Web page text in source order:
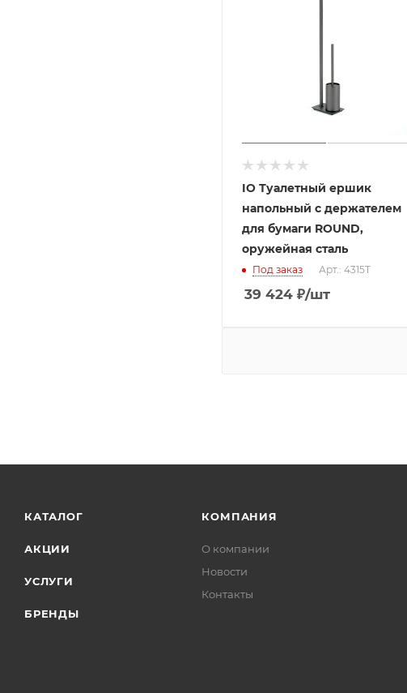
IO Туалетный ершик
напольный с держателем
для бумаги ROUND,
оружейная сталь
Под заказ Арт.: 4315T
39 424 ₽/шт
КАТАЛОГ
АКЦИИ
УСЛУГИ
БРЕНДЫ
КОМПАНИЯ
О компании
Новости
Контакты